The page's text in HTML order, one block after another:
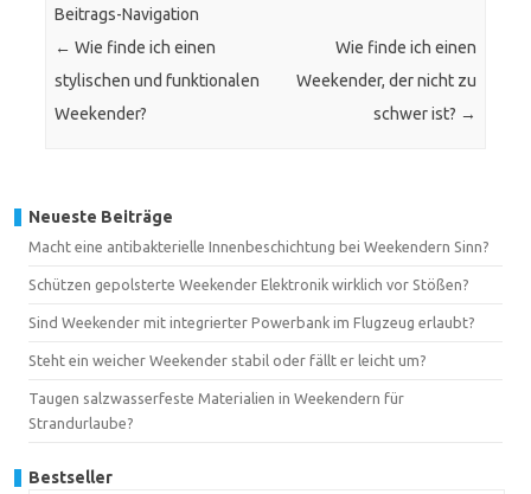
Beitrags-Navigation
← Wie finde ich einen
stylischen und funktionalen
Weekender?
Wie finde ich einen
Weekender, der nicht zu
schwer ist? →
Neueste Beiträge
Macht eine antibakterielle Innenbeschichtung bei Weekendern Sinn?
Schützen gepolsterte Weekender Elektronik wirklich vor Stößen?
Sind Weekender mit integrierter Powerbank im Flugzeug erlaubt?
Steht ein weicher Weekender stabil oder fällt er leicht um?
Taugen salzwasserfeste Materialien in Weekendern für
Strandurlaube?
Bestseller